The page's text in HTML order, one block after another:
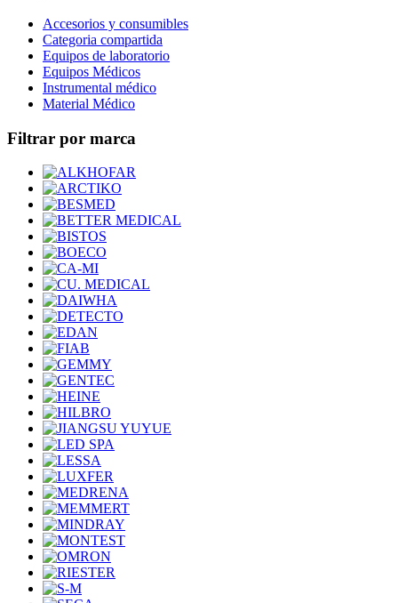
Accesorios y consumibles
Categoria compartida
Equipos de laboratorio
Equipos Médicos
Instrumental médico
Material Médico
Filtrar por marca